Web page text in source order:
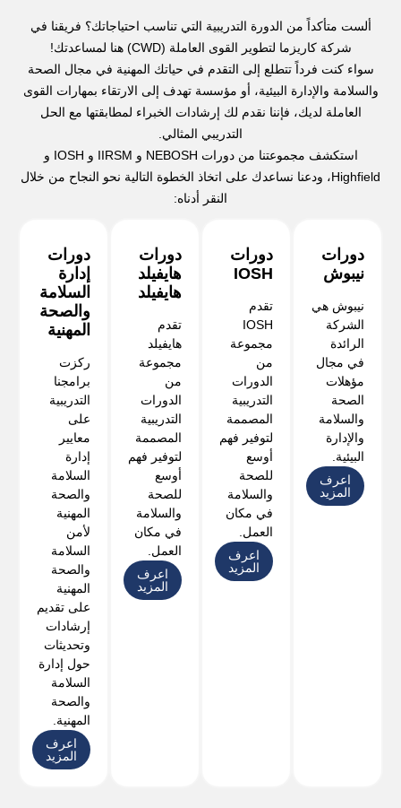
ألست متأكداً من الدورة التدريبية التي تناسب احتياجاتك؟ فريقنا في
شركة كاريزما لتطوير القوى العاملة (CWD) هنا لمساعدتك!
سواء كنت فرداً تتطلع إلى التقدم في حياتك المهنية في مجال الصحة
والسلامة والإدارة البيئية، أو مؤسسة تهدف إلى الارتقاء بمهارات القوى
العاملة لديك، فإننا نقدم لك إرشادات الخبراء لمطابقتها مع الحل
التدريبي المثالي.
استكشف مجموعتنا من دورات NEBOSH و IIRSM و IOSH و
Highfield، ودعنا نساعدك على اتخاذ الخطوة التالية نحو النجاح من خلال
النقر أدناه:
دورات
نيبوش
نيبوش هي
الشركة
الرائدة
في مجال
مؤهلات
الصحة
والسلامة
والإدارة
البيئية.
اعرف
المزيد
دورات
IOSH
تقدم
IOSH
مجموعة
من
الدورات
التدريبية
المصممة
لتوفير فهم
أوسع
للصحة
والسلامة
في مكان
العمل.
اعرف
المزيد
دورات
هايفيلد
هايفيلد
تقدم
هايفيلد
مجموعة
من
الدورات
التدريبية
المصممة
لتوفير فهم
أوسع
للصحة
والسلامة
في مكان
العمل.
اعرف
المزيد
دورات
إدارة
السلامة
والصحة
المهنية
ركزت
برامجنا
التدريبية
على
معايير
إدارة
السلامة
والصحة
المهنية
لأمن
السلامة
والصحة
المهنية
على تقديم
إرشادات
وتحديثات
حول إدارة
السلامة
والصحة
المهنية.
اعرف
المزيد